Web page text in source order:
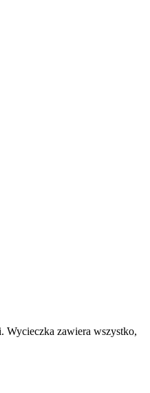
Wycieczka zawiera wszystko,